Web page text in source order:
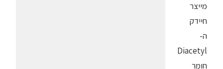
מייצר
חיידק
ה-
Diacetyl
חומר